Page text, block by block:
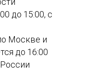
до 15:00, с
Москве и
до 16:00